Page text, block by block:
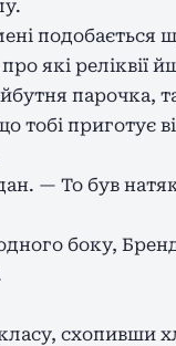
подобається
які реліквії
парочка,
тобі приготує
— То був
боку,
схопивши